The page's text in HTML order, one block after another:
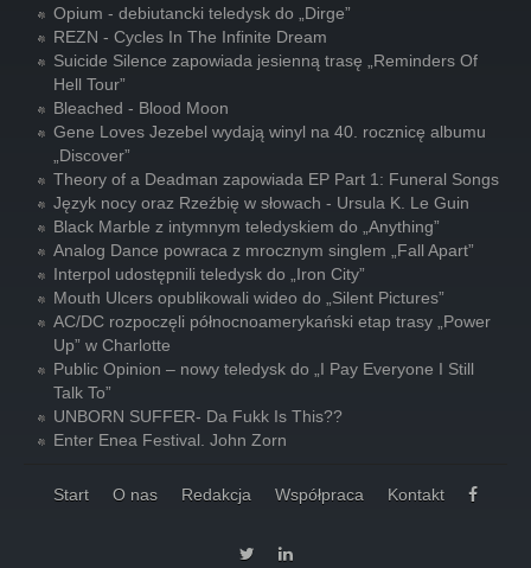
Opium - debiutancki teledysk do „Dirge”
REZN - Cycles In The Infinite Dream
Suicide Silence zapowiada jesienną trasę „Reminders Of
Hell Tour”
Bleached - Blood Moon
Gene Loves Jezebel wydają winyl na 40. rocznicę albumu
„Discover”
Theory of a Deadman zapowiada EP Part 1: Funeral Songs
Język nocy oraz Rzeźbię w słowach - Ursula K. Le Guin
Black Marble z intymnym teledyskiem do „Anything”
Analog Dance powraca z mrocznym singlem „Fall Apart”
Interpol udostępnili teledysk do „Iron City”
Mouth Ulcers opublikowali wideo do „Silent Pictures”
AC/DC rozpoczęli północnoamerykański etap trasy „Power
Up” w Charlotte
Public Opinion – nowy teledysk do „I Pay Everyone I Still
Talk To”
UNBORN SUFFER- Da Fukk Is This??
Enter Enea Festival. John Zorn
Start O nas Redakcja Współpraca Kontakt